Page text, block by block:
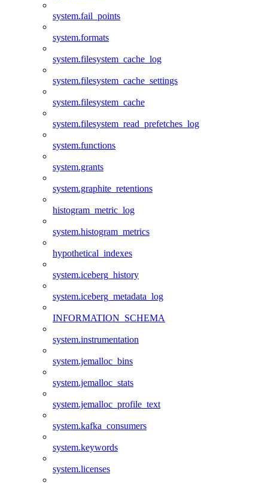
system.fail_points
system.formats
system.filesystem_cache_log
system.filesystem_cache_settings
system.filesystem_cache
system.filesystem_read_prefetches_log
system.functions
system.grants
system.graphite_retentions
histogram_metric_log
system.histogram_metrics
hypothetical_indexes
system.iceberg_history
system.iceberg_metadata_log
INFORMATION_SCHEMA
system.instrumentation
system.jemalloc_bins
system.jemalloc_stats
system.jemalloc_profile_text
system.kafka_consumers
system.keywords
system.licenses